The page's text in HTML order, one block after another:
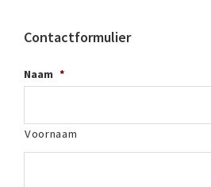
Contactformulier
Naam *
Voornaam